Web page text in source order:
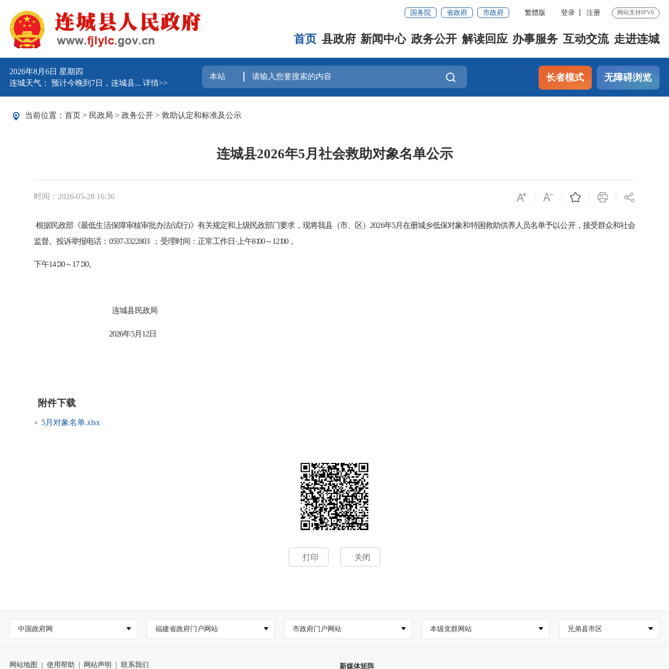
国务院 省政府 市政府 繁體版 登录 注册 网站支持IPV6
首页 县政府 新闻中心 政务公开 解读回应 办事服务 互动交流 走进连城
2026年8月6日 星期四
连城天气： 预计今晚到7日，连城县...详情>>
长者模式 无障碍浏览
当前位置： 首页 > 民政局 > 政务公开 > 救助认定和标准及公示
连城县2026年5月社会救助对象名单公示
时间：2026-05-28 16:36
根据民政部 《最低生活保障审核审批办法(试行)》有关规定和上级民政部门要求，现将我县（市、区） 2026年5月在册城乡低保对象和特困救助供养人员名单予以公开，接受群众和社会
监督。投诉举报电话： 0597-3322803 ；受理时间：正常工作日 · 上午8∶00～12∶00，
下午14∶30～17∶30。
连城县民政局
2026年5月 12日
附件下载
5月对象名单.xlsx
打印 关闭
中国政府网 福建省政府门户网站 市政府门户网站 本级党群网站 兄弟县市区
网站地图 使用帮助 网站声明 联系我们 新媒体矩阵